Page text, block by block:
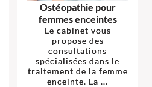
Ostéopathie pour
femmes enceintes
Le cabinet vous
propose des
consultations
spécialisées dans le
traitement de la femme
enceinte. La ...